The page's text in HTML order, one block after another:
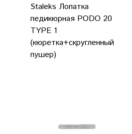
Staleks Лопатка
педикюрная PODO 20
TYPE 1
(кюретка+скругленный
пушер)